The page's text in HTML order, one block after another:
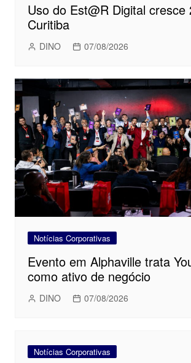
Uso do Est@R Digital cresce
Curitiba
DINO 07/08/2026
Notícias Corporativas
Evento em Alphaville trata
como ativo de negócio
DINO 07/08/2026
Notícias Corporativas